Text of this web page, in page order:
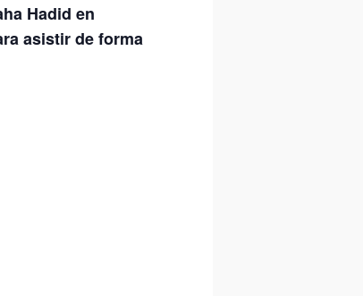
Hadid en
asistir de forma